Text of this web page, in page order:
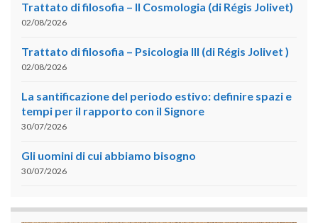
Trattato di filosofia – II Cosmologia (di Régis Jolivet)
02/08/2026
Trattato di filosofia – Psicologia III (di Régis Jolivet )
02/08/2026
La santificazione del periodo estivo: definire spazi e
tempi per il rapporto con il Signore
30/07/2026
Gli uomini di cui abbiamo bisogno
30/07/2026